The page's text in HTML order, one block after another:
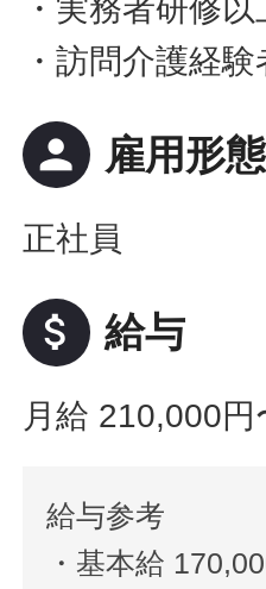
・実務者研修
・訪問介護経
person 雇用形態
正社員
attach_money 給与
月給 210,000円
給与参考
・基本給